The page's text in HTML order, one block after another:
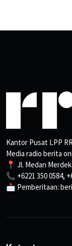
Kantor Pusat LPP
Media radio berita
📍 Jl. Medan
📞 +6221 350 0584,
📩 Pemberitaan: